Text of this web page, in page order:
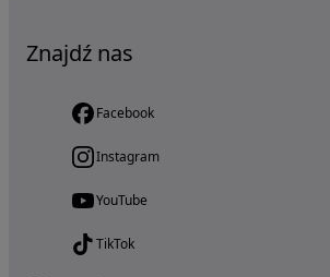
Znajdź nas
Facebook
Instagram
YouTube
TikTok